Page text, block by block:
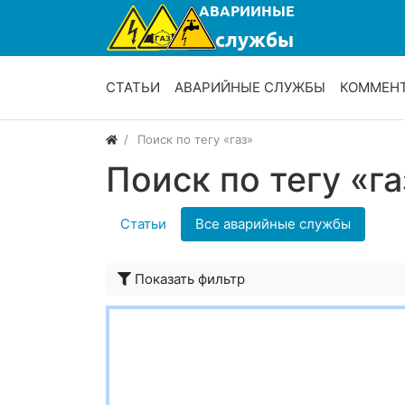
СТАТЬИ АВАРИЙНЫЕ СЛУЖБЫ
Поиск по тегу «газ»
Поиск по тегу
Статьи Все аварийные службы
Показать фильтр